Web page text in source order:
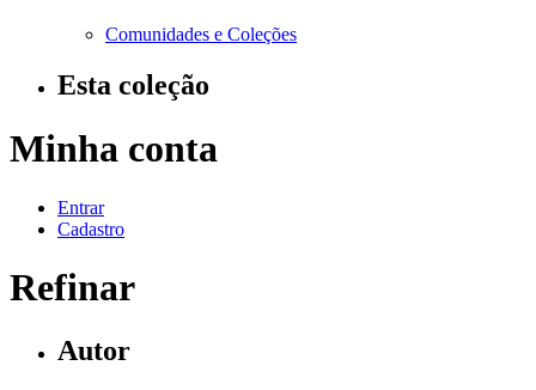
Comunidades e Coleções
Esta coleção
Minha conta
Entrar
Cadastro
Refinar
Autor